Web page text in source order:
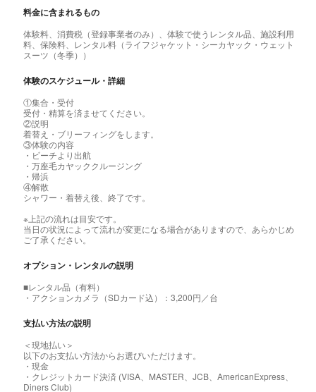
料金に含まれるもの
体験料、消費税（登録事業者のみ）、体験で使うレンタル品、施設利用
料、保険料、レンタル料（ライフジャケット・シーカヤック・ウェット
スーツ（冬季））
体験のスケジュール・詳細
①集合・受付
受付・精算を済ませてください。
②説明
着替え・ブリーフィングをします。
③体験の内容
・ビーチより出航
・万座毛カヤッククルージング
・帰浜
④解散
シャワー・着替え後、終了です。
※上記の流れは目安です。
当日の状況によって流れが変更になる場合がありますので、あらかじめ
ご了承ください。
オプション・レンタルの説明
■レンタル品（有料）
・アクションカメラ（SDカード込）：3,200円／台
支払い方法の説明
＜現地払い＞
以下のお支払い方法からお選びいただけます。
・現金
・クレジットカード決済 (VISA、MASTER、JCB、AmericanExpress、
Diners Club)